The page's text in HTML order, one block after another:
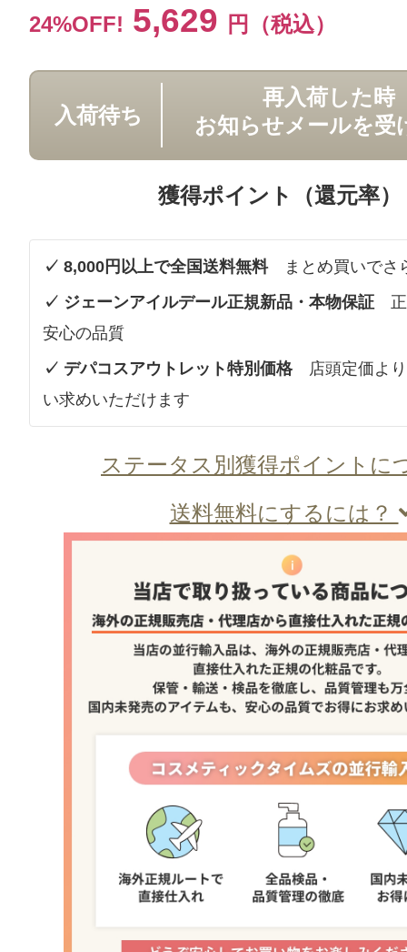
24%OFF! 5,629 円（税込）
入荷待ち
再入荷した時
お知らせメールを受
獲得ポイント（還元率）
✓ 8,000円以上で全国送料無料まとめ買いでさ
✓ ジェーンアイルデール正規新品・本物保証 正
安心の品質
✓ デパコスアウトレット特別価格店頭定価より
い求めいただけます
ステータス別獲得ポイントに
送料無料にするには？